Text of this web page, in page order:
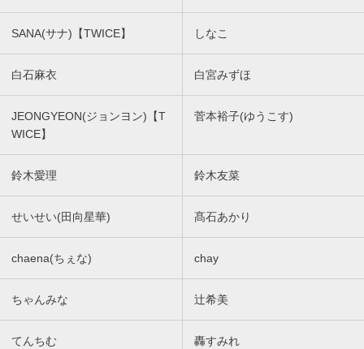
SANA(サナ)【TWICE】 しなこ
白石麻衣 白宮みずほ
JEONGYEON(ジョンヨン)【T
WICE】
菅本裕子(ゆうこす)
鈴木愛理 鈴木友菜
せいせい(田向星華) 髙石あかり
chaena(ちぇな) chay
ちゃんみな 辻希美
てんちむ 轟すみれ